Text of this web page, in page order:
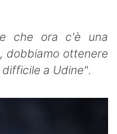
che ora c'è una
dobbiamo ottenere
a Udine".